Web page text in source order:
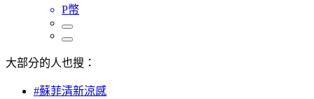
P幣
大部分的人也搜：
#蘇菲清新涼感